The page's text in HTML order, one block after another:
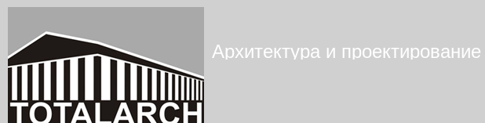
Архитектура и